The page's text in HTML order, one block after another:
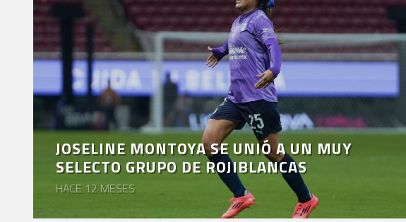
JOSELINE MONTOYA SE UNIÓ A UN MUY
SELECTO GRUPO DE ROJIBLANCAS
HACE 12 MESES